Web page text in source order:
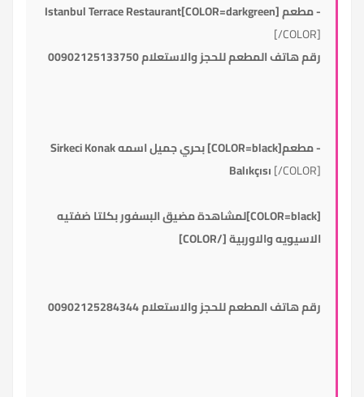
- مطعم[COLOR=darkgreen]Istanbul Terrace Restaurant
[/COLOR]
رقم هاتف المطعم للحجز والاستعلام 00902125133750
- مطعم[COLOR=black] بحري جميل اسمه Sirkeci Konak
Balıkçısı[/COLOR]
[COLOR=black]لمشاهدة مضيق البسفور بكلتا ضفتيه
الاسيويه والاوربية [/COLOR]
رقم هاتف المطعم للحجز والاستعلام 00902125284344